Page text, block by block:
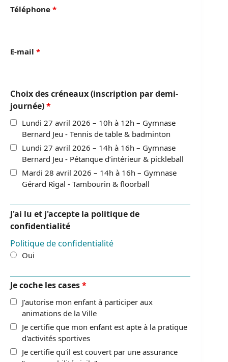
Téléphone *
E-mail *
Choix des créneaux (inscription par demi-
journée)*
Lundi 27 avril 2026 – 10h à 12h – Gymnase
Bernard Jeu - Tennis de table & badminton
Lundi 27 avril 2026 – 14h à 16h – Gymnase
Bernard Jeu - Pétanque d’intérieur & pickleball
Mardi 28 avril 2026 – 14h à 16h – Gymnase
Gérard Rigal - Tambourin & floorball
J'ai lu et j'accepte la politique de
confidentialité
Oui
Politique de confidentialité
Je coche les cases*
J’autorise mon enfant à participer aux
animations de la Ville
Je certifie que mon enfant est apte à la pratique
d'activités sportives
Je certifie qu'il est couvert par une assurance